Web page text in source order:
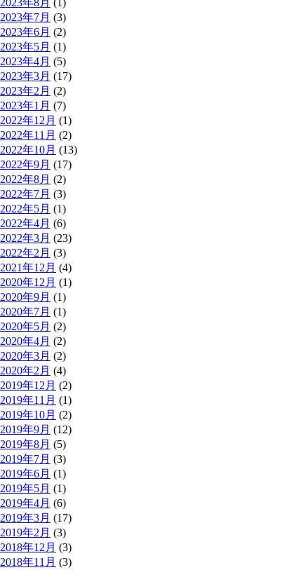
2023年8月 (1)
2023年7月 (3)
2023年6月 (2)
2023年5月 (1)
2023年4月 (5)
2023年3月 (17)
2023年2月 (2)
2023年1月 (7)
2022年12月 (1)
2022年11月 (2)
2022年10月 (13)
2022年9月 (17)
2022年8月 (2)
2022年7月 (3)
2022年5月 (1)
2022年4月 (6)
2022年3月 (23)
2022年2月 (3)
2021年12月 (4)
2020年12月 (1)
2020年9月 (1)
2020年7月 (1)
2020年5月 (2)
2020年4月 (2)
2020年3月 (2)
2020年2月 (4)
2019年12月 (2)
2019年11月 (1)
2019年10月 (2)
2019年9月 (12)
2019年8月 (5)
2019年7月 (3)
2019年6月 (1)
2019年5月 (1)
2019年4月 (6)
2019年3月 (17)
2019年2月 (3)
2018年12月 (3)
2018年11月 (3)